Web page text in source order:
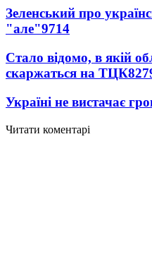
Зеленський про
"але"9714
Стало відомо, в якій
скаржаться на ТЦК
Україні не вистачає
Читати коментарі